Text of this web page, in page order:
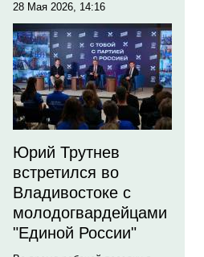
28 Мая 2026, 14:16
Юрий Трутнев
встретился во
Владивостоке с
молодогвардейцами
"Единой России"